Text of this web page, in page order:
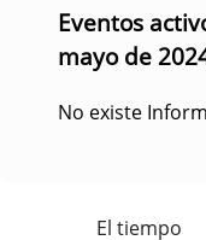
Eventos
mayo de
No existe
El tiempo